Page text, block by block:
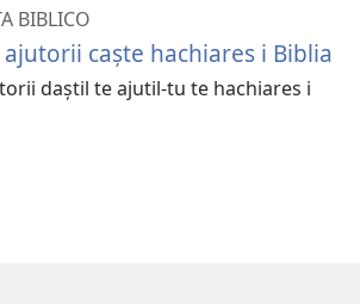
BIBLICO
caște hachiares i Biblia
daștil te ajutil-tu te hachiares i